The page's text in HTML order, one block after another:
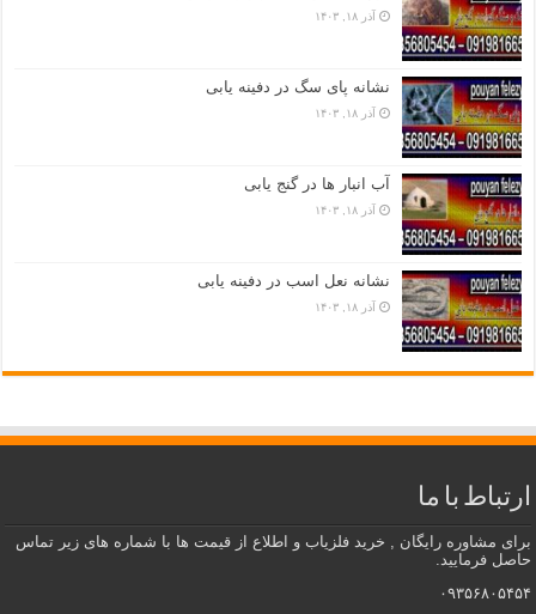
آذر ۱۸, ۱۴۰۳
نشانه پای سگ در دفینه یابی
آذر ۱۸, ۱۴۰۳
آب انبار ها در گنج یابی
آذر ۱۸, ۱۴۰۳
نشانه نعل اسب در دفینه یابی
آذر ۱۸, ۱۴۰۳
ارتباط با ما
برای مشاوره رایگان , خرید فلزیاب و اطلاع از قیمت ها با شماره های زیر تماس
حاصل فرمایید.
۰۹۳۵۶۸۰۵۴۵۴